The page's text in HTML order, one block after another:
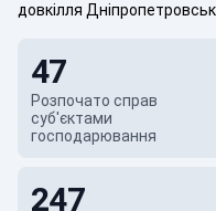
довкілля
Розпочато справ
суб'єктами
господарювання
47
247